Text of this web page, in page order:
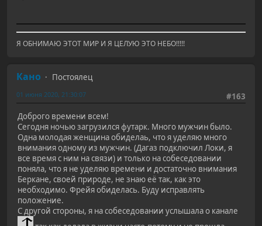
Я ОБНИМАЮ ЭТОТ МИР И Я ЦЕЛУЮ ЭТО НЕБО!!!!!
Кано
Постоялец
#163
01 июня 2020, 21:30:07
Доброго времени всем!
Сегодня ночью загрузился футарк. Много мужчин было.
Одна молодая женщина обиделаь, что я уделяю много
внимания одному из мужчин. (Дагаз подключил Локи, я
все время с ним на связи) и только на собеседовании
поняла, что я не уделяю времени и достаточно внимания
Беркане, своей природе, не знаю её так, как это
необходимо. Фрейя обиделась. Буду исправлять
положение.
С другой стороны, я на собеседовании услышала о канале